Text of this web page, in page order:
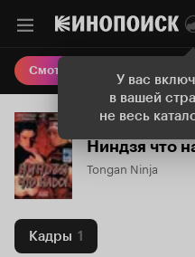
У вас
в вашей
не весь
Смотреть кино
Ниндзя что
Tongan Ninja
Кадры 1